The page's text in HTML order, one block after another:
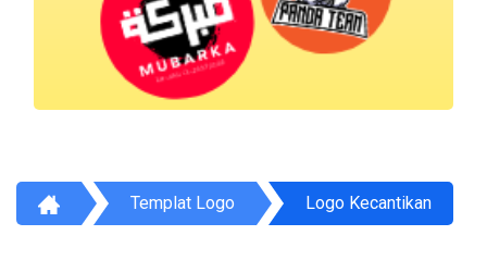
Templat Logo Logo Kecantikan